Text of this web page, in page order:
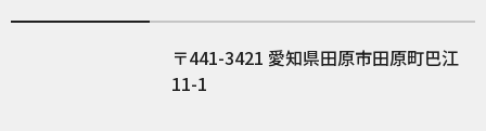
441-3421 愛知県田原市田原町巴江
11-1